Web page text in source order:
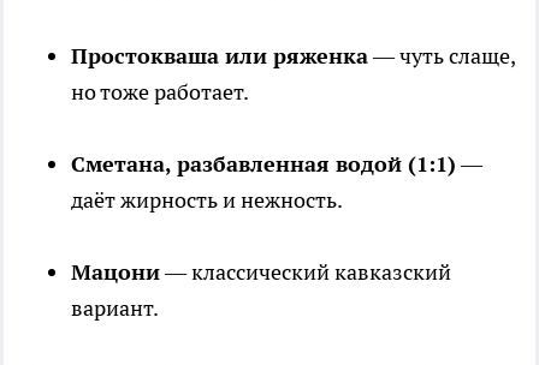
Простокваша или ряженка— чуть слаще,
но тоже работает.
Сметана, разбавленная водой (1:1)—
даёт жирность и нежность.
Мацони— классический кавказский
вариант.